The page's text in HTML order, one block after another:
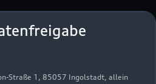
Straße 1, 85057 Ingolstadt, allein